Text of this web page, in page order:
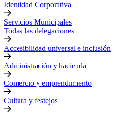
Identidad Corporativa
Servicios Municipales
Todas las delegaciones
Accesibilidad universal e inclusión
Administración y hacienda
Comercio y emprendimiento
Cultura y festejos